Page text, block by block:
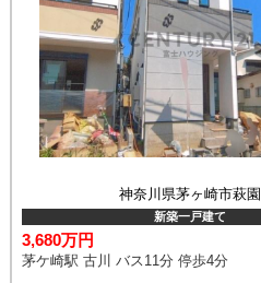
神奈川県茅ヶ崎市萩園
新築一戸建て
3,680万円
茅ケ崎駅 古川 バス11分 停歩4分